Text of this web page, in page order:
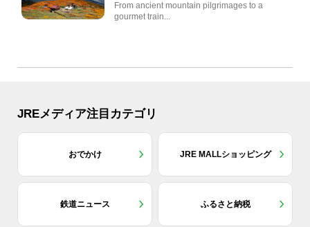
From ancient mountain pilgrimages to a
gourmet train...
JREメディア注目カテゴリ
おでかけ JRE MALLショッピング
鉄道ニュース ふるさと納税